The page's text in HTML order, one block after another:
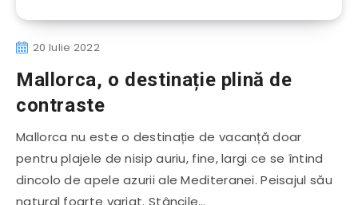
20 Iulie 2022
Mallorca, o destinație plină de
contraste
Mallorca nu este o destinație de vacanță doar
pentru plajele de nisip auriu, fine, largi ce se întind
dincolo de apele azurii ale Mediteranei. Peisajul său
natural foarte variat. Stâncile…